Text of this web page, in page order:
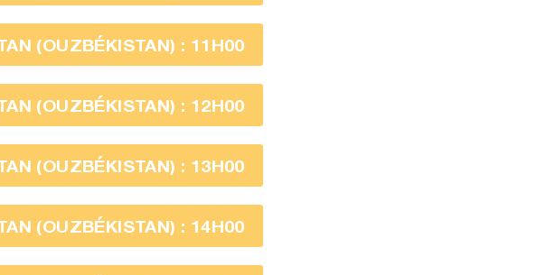
(OUZBÉKISTAN) : 11H00
(OUZBÉKISTAN) : 12H00
(OUZBÉKISTAN) : 13H00
(OUZBÉKISTAN) : 14H00